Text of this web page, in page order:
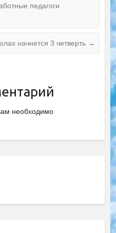
педагоги
начнется 3 четверть →
необходимо